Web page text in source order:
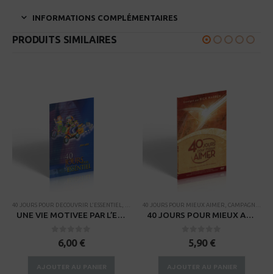
INFORMATIONS COMPLÉMENTAIRES
PRODUITS SIMILAIRES
40 JOURS POUR DECOUVRIR L'ESSENTIEL, CAMPAGNES
UNE VIE MOTIVEE PAR L’ESSENTIEL – pour ados
sur 5
6,00 €
40 JOURS POUR MIEUX AIMER, CAMPAGNES
40 JOURS POUR MIEUX AIMER – Guide d’étude
sur 5
5,90 €